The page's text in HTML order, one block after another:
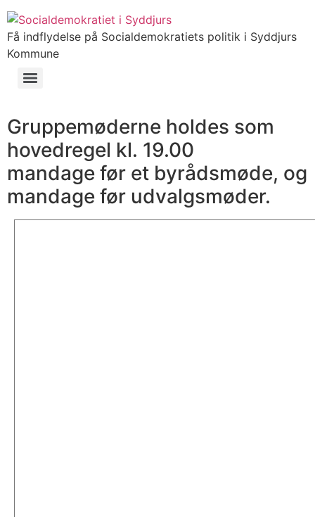
Få indflydelse på Socialdemokratiets politik i Syddjurs
Kommune
Gruppemøderne holdes som
hovedregel kl. 19.00
mandage før et byrådsmøde, og
mandage før udvalgsmøder.